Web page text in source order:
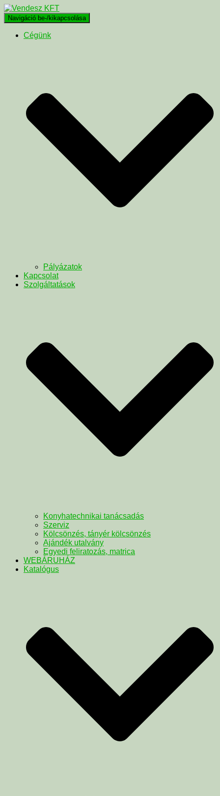
Navigáció be-/kikapcsolása
Cégünk
Pályázatok
Kapcsolat
Szolgáltatások
Konyhatechnikai tanácsadás
Szerviz
Kölcsönzés, tányér kölcsönzés
Ajándék utalvány
Egyedi feliratozás, matrica
WEBÁRUHÁZ
Katalógus